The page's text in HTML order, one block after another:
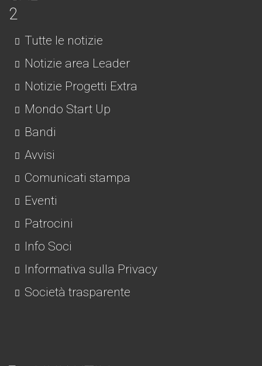
Tutte le notizie
Notizie area Leader
Notizie Progetti Extra
Mondo Start Up
Bandi
Avvisi
Comunicati stampa
Eventi
Patrocini
Info Soci
Informativa sulla Privacy
Società trasparente